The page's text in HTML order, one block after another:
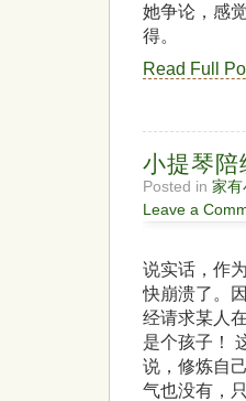
她争论，感
得。
Read Full
小提琴陪
Posted in 家有
Leave a
说实话，作
快崩溃了。
经请求某人
是个孩子！
说，修炼自
气也没有，